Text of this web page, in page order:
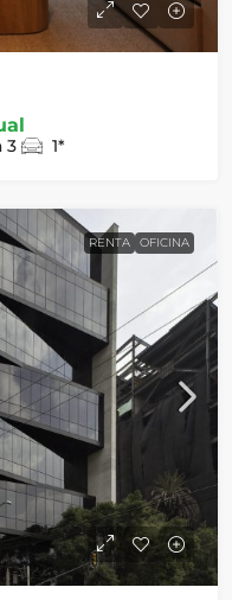
3 1*
RENTA OFICINA